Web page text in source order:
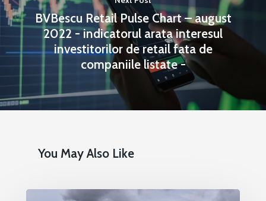
BVBescu Retail Pulse Chart – august
2022 - indicatorul arata interesul
investitorilor de retail fata de
companiile listate -
You May Also Like